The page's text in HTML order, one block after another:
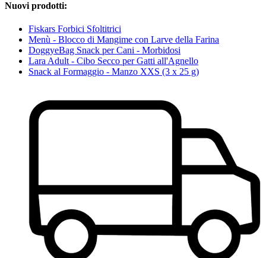
Nuovi prodotti:
Fiskars Forbici Sfoltitrici
Menù - Blocco di Mangime con Larve della Farina
DoggyeBag Snack per Cani - Morbidosi
Lara Adult - Cibo Secco per Gatti all'Agnello
Snack al Formaggio - Manzo XXS (3 x 25 g)